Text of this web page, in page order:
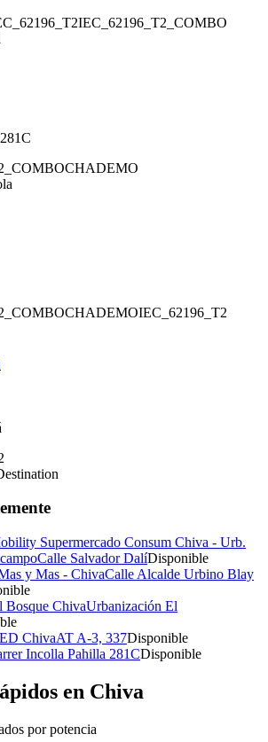
IEC_62196_T2_COMBO
CHADEMO
CHADEMOIEC_62196_T2
Supermercado Consum Chiva - Urb.
Calle Salvador DalíDisponible
y Mas - ChivaCalle Alcalde Urbino Blay
Bosque ChivaUrbanización El
ChivaAT A-3, 337Disponible
Incolla Pahilla 281CDisponible
en Chiva
por potencia